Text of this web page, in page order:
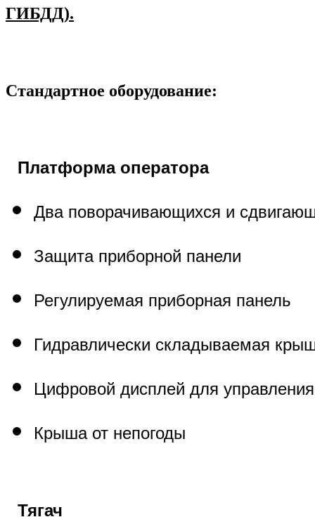
ГИБДД).
Стандартное оборудование:
Платформа оператора
Два поворачивающихся и
Защита приборной панели
Регулируемая приборная панель
Гидравлически складываемая
Цифровой дисплей для
Крыша от непогоды
Тягач